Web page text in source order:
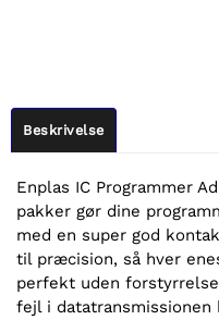
Beskrivelse
Enplas IC Programmer
pakker gør dine
med en super god
til præcision, så hver
perfekt uden
fejl i datatransmissionen